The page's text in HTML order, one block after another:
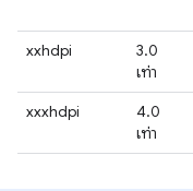
xxhdpi
3.0
เท่า
xxxhdpi
4.0
เท่า